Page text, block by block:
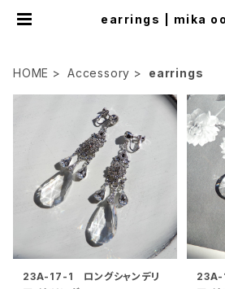
earrings | mika
HOME Accessory earrings
23A-17-1 ロングシャンデリ
23A-